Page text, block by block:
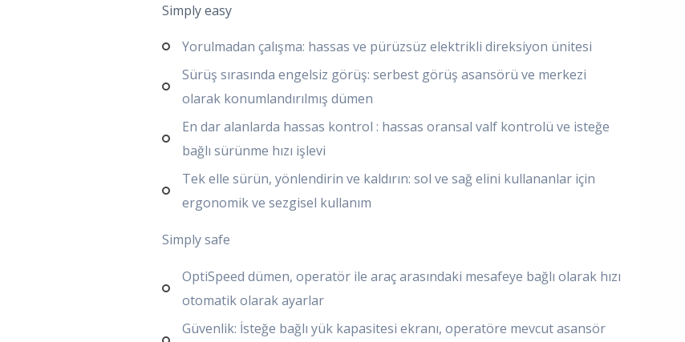
Simply easy
Yorulmadan çalışma: hassas ve pürüzsüz elektrikli direksiyon ünitesi
Sürüş sırasında engelsiz görüş: serbest görüş asansörü ve merkezi
olarak konumlandırılmış dümen
En dar alanlarda hassas kontrol : hassas oransal valf kontrolü ve isteğe
bağlı sürünme hızı işlevi
Tek elle sürün, yönlendirin ve kaldırın: sol ve sağ elini kullananlar için
ergonomik ve sezgisel kullanım
Simply safe
OptiSpeed ​​dümen, operatör ile araç arasındaki mesafeye bağlı olarak hızı
otomatik olarak ayarlar
Güvenlik: İsteğe bağlı yük kapasitesi ekranı, operatöre mevcut asansör